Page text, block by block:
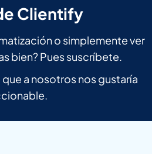
Clientify
o simplemente ver
bien? Pues suscríbete.
a nosotros nos gustaría